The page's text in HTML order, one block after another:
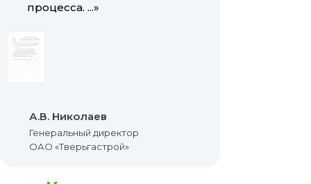
процесса. ...»
А.В. Николаев
Генеральный директор
ОАО «Тверьгастрой»